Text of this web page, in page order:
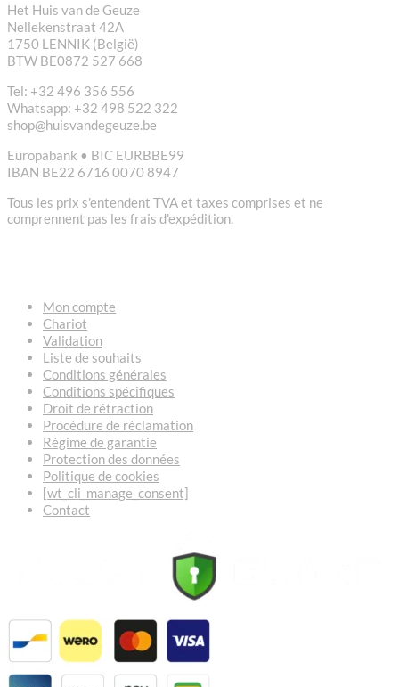
Het Huis van de Geuze
Nellekenstraat 42A
1750 LENNIK (België)
BTW BE0872 527 668
Tel: +32 496 356 556
Whatsapp: +32 498 522 322
shop@huisvandegeuze.be
Europabank • BIC EURBBE99
IBAN BE22 6716 0070 8947
Tous les prix s'entendent TVA et taxes comprises et ne
comprennent pas les frais d'expédition.
Mon compte
Chariot
Validation
Liste de souhaits
Conditions générales
Conditions spécifiques
Droit de rétraction
Procédure de réclamation
Régime de garantie
Protection des données
Politique de cookies
[wt_cli_manage_consent]
Contact